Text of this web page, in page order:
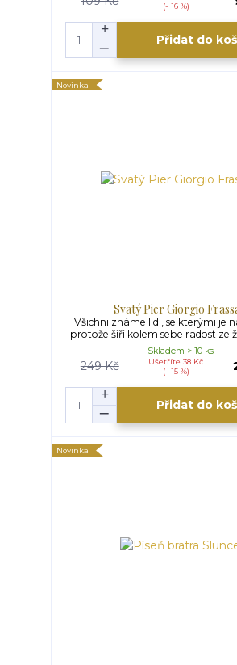
(- 16 %)
Přidat do
Novinka
Svatý Pier Giorgio
Všichni známe lidi, se kterými je
protože šíří kolem sebe radost ze
249 Kč
Ušetříte 38 Kč
(- 15 %)
Skladem > 10 ks
Přidat do
Novinka